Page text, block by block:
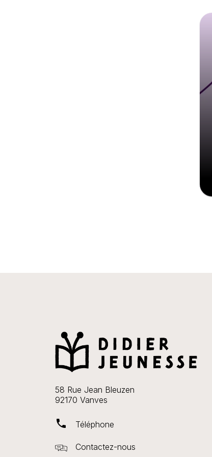
58 Rue Jean Bleuzen
92170 Vanves
phone Téléphone
Contactez-nous